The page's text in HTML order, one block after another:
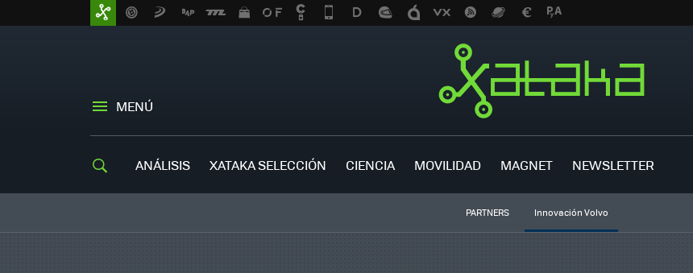
MENÚ
ANÁLISIS XATAKA SELECCIÓN CIENCIA MOVILIDAD MAGNET NEWSLETTER
PARTNERS Innovación Volvo